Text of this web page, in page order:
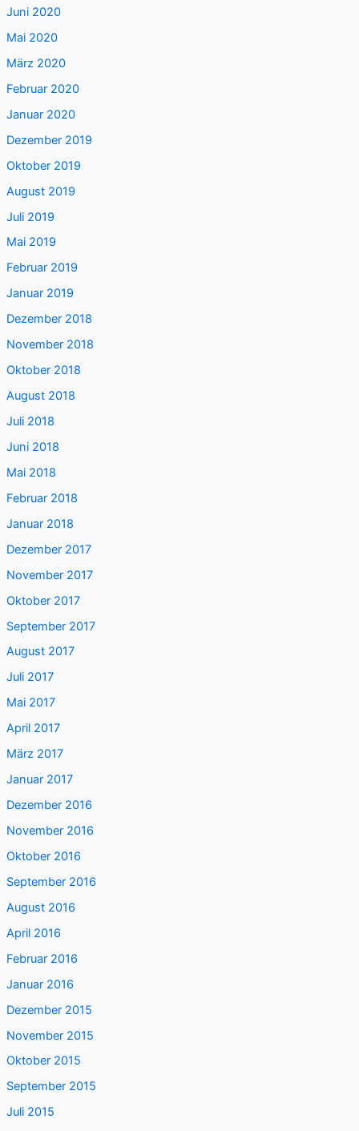
Juni 2020
Mai 2020
März 2020
Februar 2020
Januar 2020
Dezember 2019
Oktober 2019
August 2019
Juli 2019
Mai 2019
Februar 2019
Januar 2019
Dezember 2018
November 2018
Oktober 2018
August 2018
Juli 2018
Juni 2018
Mai 2018
Februar 2018
Januar 2018
Dezember 2017
November 2017
Oktober 2017
September 2017
August 2017
Juli 2017
Mai 2017
April 2017
März 2017
Januar 2017
Dezember 2016
November 2016
Oktober 2016
September 2016
August 2016
April 2016
Februar 2016
Januar 2016
Dezember 2015
November 2015
Oktober 2015
September 2015
Juli 2015